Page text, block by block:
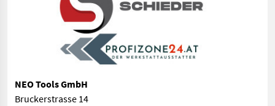
NEO Tools GmbH
Bruckerstrasse 14